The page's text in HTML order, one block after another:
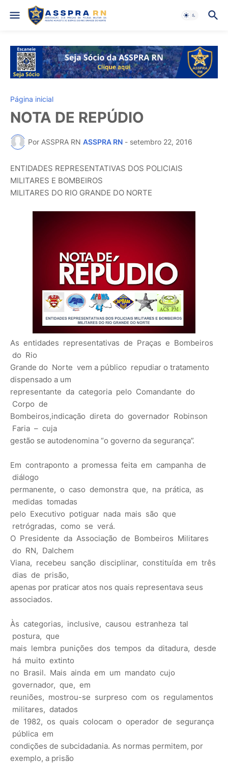
Página inicial
NOTA DE REPÚDIO
Por ASSPRA RN ASSPRA RN - setembro 22, 2016
ENTIDADES REPRESENTATIVAS DOS POLICIAIS
MILITARES E BOMBEIROS
MILITARES DO RIO GRANDE DO NORTE
As entidades representativas de Praças e Bombeiros
do Rio
Grande do Norte vem a público repudiar o tratamento
dispensado a um
representante da categoria pelo Comandante do
Corpo de
Bombeiros,indicação direta do governador Robinson
Faria – cuja
gestão se autodenomina “o governo da segurança”.
Em contraponto a promessa feita em campanha de
diálogo
permanente, o caso demonstra que, na prática, as
medidas tomadas
pelo Executivo potiguar nada mais são que
retrógradas, como se verá.
O Presidente da Associação de Bombeiros Militares
do RN, Dalchem
Viana, recebeu sanção disciplinar, constituída em três
dias de prisão,
apenas por praticar atos nos quais representava seus
associados.
Às categorias, inclusive, causou estranheza tal
postura, que
mais lembra punições dos tempos da ditadura, desde
há muito extinto
no Brasil. Mais ainda em um mandato cujo
governador, que, em
reuniões, mostrou-se surpreso com os regulamentos
militares, datados
de 1982, os quais colocam o operador de segurança
pública em
condições de subcidadania. As normas permitem, por
exemplo, a prisão